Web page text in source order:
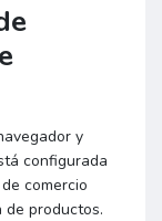
y
configurada
comercio
de productos.